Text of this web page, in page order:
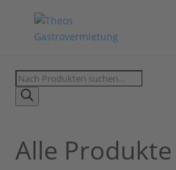
Products
search
Alle Produkte